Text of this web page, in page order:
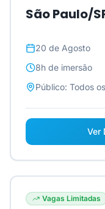
São Paulo/
20 de Agosto
8h de imersão
Público: Todos
Ver
Vagas Limitadas